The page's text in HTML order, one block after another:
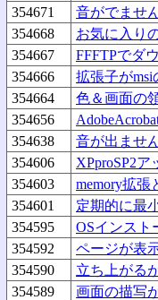
354671
音がでません
354668
お気に入り
354667
FFFTPでダ
354666
拡張子が
354664
色＆画面の
354656
354638
音が出ませ
354606
XPproSP2
354603
memory拡張
354601
定期的に最
354595
OSインスト
354592
ページが表
354590
立ち上がる
354589
画面の描写